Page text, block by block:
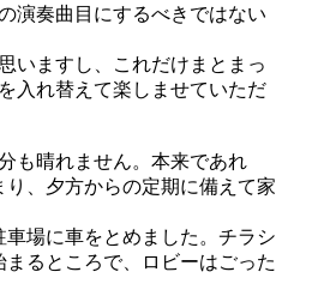
演奏曲目にするべきではない
いますし、これだけまとまっ
入れ替えて楽しませていただ
も晴れません。本来であれ
、夕方からの定期に備えて家
場に車をとめました。チラシ
るところで、ロビーはごった